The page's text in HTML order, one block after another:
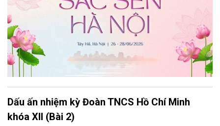
Dấu ấn nhiệm kỳ Đoàn TNCS Hồ Chí Minh
khóa XII (Bài 2)